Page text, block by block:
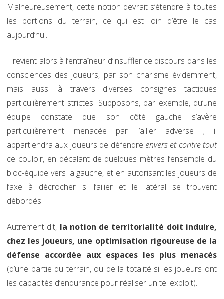
Malheureusement, cette notion devrait s’étendre à toutes
les portions du terrain, ce qui est loin d’être le cas
aujourd’hui.
Il revient alors à l’entraîneur d’insuffler ce discours dans les
consciences des joueurs, par son charisme évidemment,
mais aussi à travers diverses consignes tactiques
particulièrement strictes. Supposons, par exemple, qu’une
équipe constate que son côté gauche s’avère
particulièrement menacée par l’ailier adverse ; il
appartiendra aux joueurs de défendre envers et contre tout
ce couloir, en décalant de quelques mètres l’ensemble du
bloc-équipe vers la gauche, et en autorisant les joueurs de
l’axe à décrocher si l’ailier et le latéral se trouvent
débordés.
Autrement dit, la notion de territorialité doit induire,
chez les joueurs, une optimisation rigoureuse de la
défense accordée aux espaces les plus menacés
(d’une partie du terrain, ou de la totalité si les joueurs ont
les capacités d’endurance pour réaliser un tel exploit).